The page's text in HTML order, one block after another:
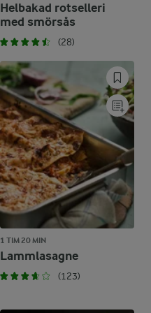
Helbakad rotselleri
med smörsås
(28)
1 TIM 20 MIN
Lammlasagne
(123)